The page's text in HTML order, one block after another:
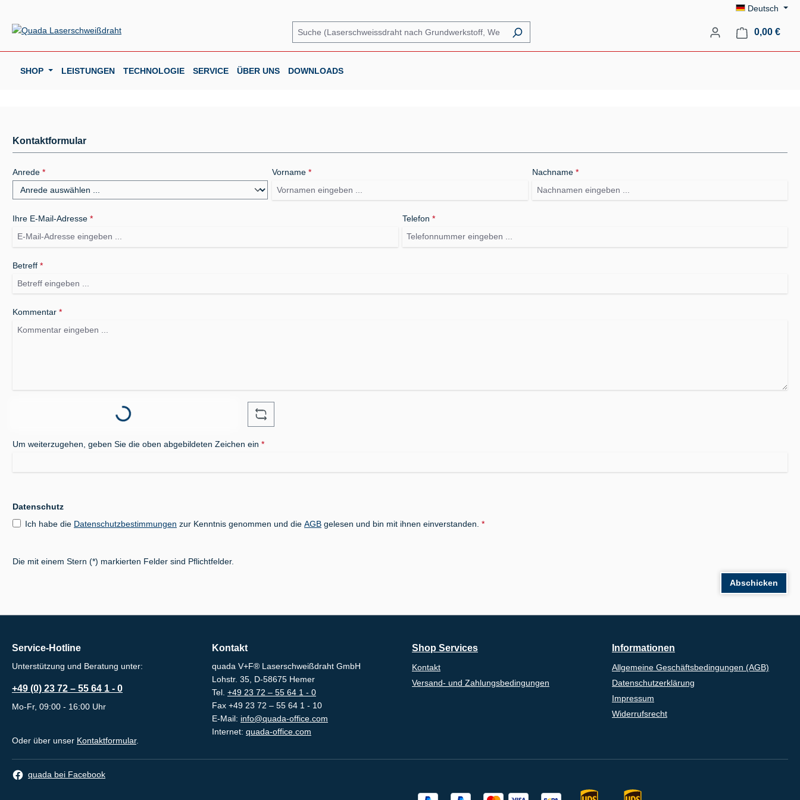
Deutsch
0,00 €
SHOP LEISTUNGEN TECHNOLOGIE SERVICE ÜBER UNS DOWNLOADS
Kontaktformular
Anrede * Vorname* Nachname *
Ihre E-Mail-Adresse * Telefon *
Betreff *
Kommentar *
Loading...
Um weiterzugehen, geben Sie die oben abgebildeten Zeichen ein *
Datenschutz
Ich habe die Datenschutzbestimmungen zur Kenntnis genommen und die AGB gelesen und bin mit ihnen einverstanden. *
Die mit einem Stern (*) markierten Felder sind Pflichtfelder.
Abschicken
Service-Hotline
Unterstützung und Beratung unter:
+49 (0) 23 72 – 55 64 1 - 0
Mo-Fr, 09:00 - 16:00 Uhr
Oder über unser Kontaktformular.
Kontakt
quada V+F® Laserschweißdraht GmbH
Lohstr. 35, D-58675 Hemer
Tel. +49 23 72 – 55 64 1 - 0
Fax +49 23 72 – 55 64 1 - 10
E-Mail: info@quada-office.com
Internet: quada-office.com
Shop Services
Kontakt
Versand- und Zahlungsbedingungen
Informationen
Allgemeine Geschäftsbedingungen (AGB)
Datenschutzerklärung
Impressum
Widerrufsrecht
quada bei Facebook